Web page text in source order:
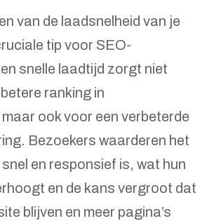
van de laadsnelheid van je
tip voor SEO-
snelle laadtijd zorgt niet
ranking in
ook voor een verbeterde
Bezoekers waarderen het
en responsief is, wat hun
en de kans vergroot dat
blijven en meer pagina’s